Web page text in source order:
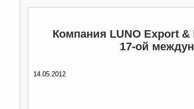
Компания LUNO Export
17-ой
14.05.2012